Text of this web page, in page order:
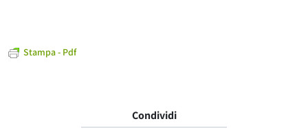
Stampa - Pdf
Condividi